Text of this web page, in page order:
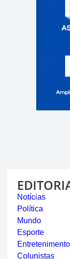
Notícias
Política
Mundo
Esporte
Entretenimento
Colunistas